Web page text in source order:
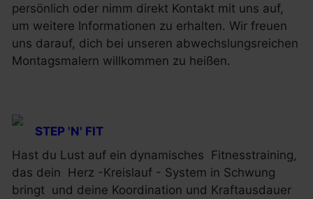
persönlich oder nimm direkt Kontakt mit uns auf,
um weitere Informationen zu erhalten. Wir freuen
uns darauf, dich bei unseren abwechslungsreichen
Montagsmalern willkommen zu heißen.
STEP 'N' FIT
Hast du Lust auf ein dynamisches Fitnesstraining,
das dein Herz -Kreislauf - System in Schwung
bringt und deine Koordination und Kraftausdauer